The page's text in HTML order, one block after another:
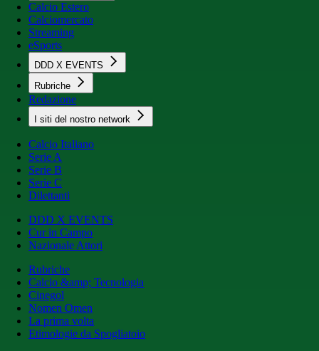
Calcio Estero
Calciomercato
Streaming
eSports
DDD X EVENTS
Rubriche
Redazione
I siti del nostro network
Calcio Italiano
Serie A
Serie B
Serie C
Dilettanti
DDD X EVENTS
Cur in Campo
Nazionale Attori
Rubriche
Calcio &amp; Tecnologia
Cinegol
Nomen Omen
La prima volta
Etimologie da Spogliatoio